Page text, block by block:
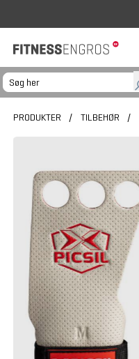
PRODUKTER / TILBEHØR /